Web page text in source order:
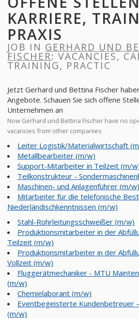
KARRIERE,
PRAXIS
JOB IN GERHARD UND
FISCHER: VACANCIES,
TRAINING, PRACTIC
Jetzt Gerhard und Bettina Fischer
Angebote. Schauen Sie sich offene
Unternehmen an
Now Gerhard und Bettina Fischer have no
vacancies from other companies
Leiter Logistik/Materialwirtschaft
Metallbearbeiter (m/w)
Support-Mitarbeiter in Teilzeit (m/
Teilkonstrukteur -
Maschinen- und Anlagenführer (m/w)
Mitarbeiter für die telefonische
Niederländischkenntnissen (m/w)
Stahl-Rohrleitungsschweißer (m/w)
Produktionsmitarbeiter in der
Teilzeit (m/w)
Produktionsmitarbeiter in der
Vollzeit (m/w)
Fluggerätmechaniker - MTU
(m/w)
Chemielaborant (m/w)
Eventbegeisterte Kundenbetreuer
(m/w)